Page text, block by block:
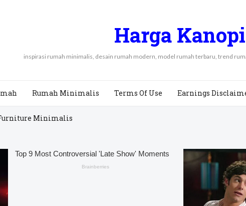
Harga Kanopi
inspirasi rumah minimalis, desain rumah modern, model rumah terbaru, trend
Rumah Minimalis Terms Of Use Earnings
Minimalis